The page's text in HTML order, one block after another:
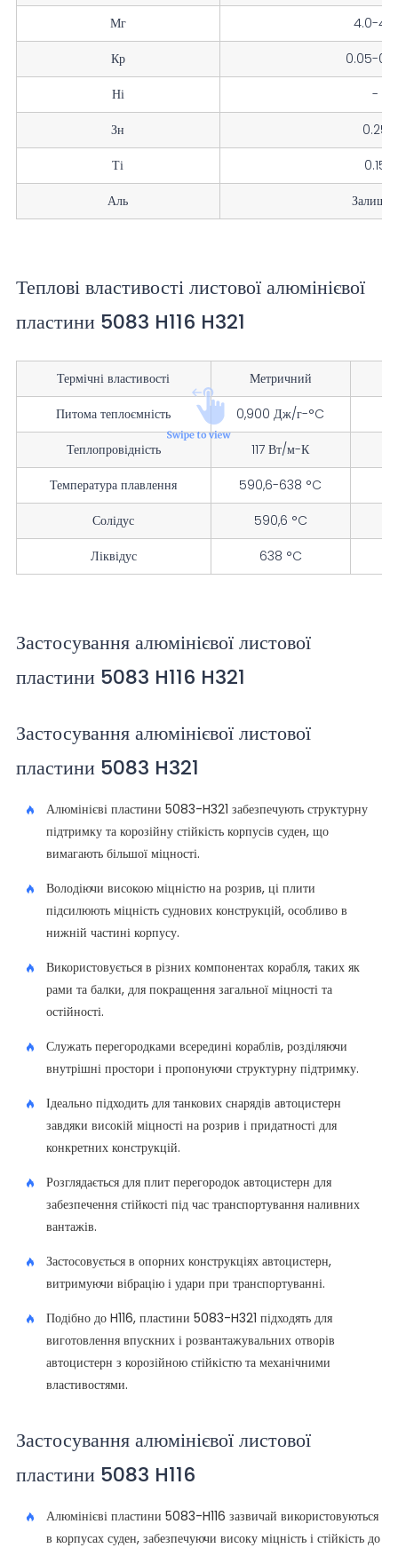
Мг
4.0-4.9
Кр
0.05-
Ні
-
Зн
0.25
Ті
0.15
Аль
Залишок
Теплові властивості листової алюмінієвої
пластини 5083 H116 H321
Термічні властивості
Метричний
Питома теплоємність
0,900 Дж/г-°C
Теплопровідність
117 Вт/м-К
Температура плавлення
590,6-638 °C
Солідус
590,6 °C
Ліквідус
638 °C
Застосування алюмінієвої листової
пластини 5083 H116 H321
Застосування алюмінієвої листової
пластини 5083 H321
Алюмінієві пластини 5083-H321 забезпечують структурну
підтримку та корозійну стійкість корпусів суден, що
вимагають більшої міцності.
Володіючи високою міцністю на розрив, ці плити
підсилюють міцність суднових конструкцій, особливо в
нижній частині корпусу.
Використовується в різних компонентах корабля, таких як
рами та балки, для покращення загальної міцності та
остійності.
Служать перегородками всередині кораблів, розділяючи
внутрішні простори і пропонуючи структурну підтримку.
Ідеально підходить для танкових снарядів автоцистерн
завдяки високій міцності на розрив і придатності для
конкретних конструкцій.
Розглядається для плит перегородок автоцистерн для
забезпечення стійкості під час транспортування наливних
вантажів.
Застосовується в опорних конструкціях автоцистерн,
витримуючи вібрацію і удари при транспортуванні.
Подібно до H116, пластини 5083-H321 підходять для
виготовлення впускних і розвантажувальних отворів
автоцистерн з корозійною стійкістю та механічними
властивостями.
Застосування алюмінієвої листової
пластини 5083 H116
Алюмінієві пластини 5083-H116 зазвичай використовуються
в корпусах суден, забезпечуючи високу міцність і стійкість до